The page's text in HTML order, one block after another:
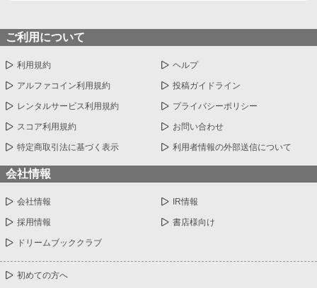
ご利用について
利用規約 ヘルプ
アルファコイン利用規約 投稿ガイドライン
レンタルサービス利用規約 プライバシーポリシー
スコア利用規約 お問い合わせ
特定商取引法に基づく表示 利用者情報の外部送信について
会社情報
会社情報 IR情報
採用情報 書店様向け
ドリームブッククラブ
初めての方へ